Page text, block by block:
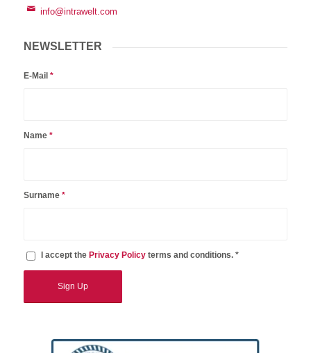
info@intrawelt.com
NEWSLETTER
E-Mail *
Name *
Surname *
I accept the Privacy Policyterms and conditions. *